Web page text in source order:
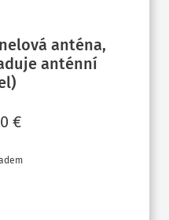
anténa,
anténní
€